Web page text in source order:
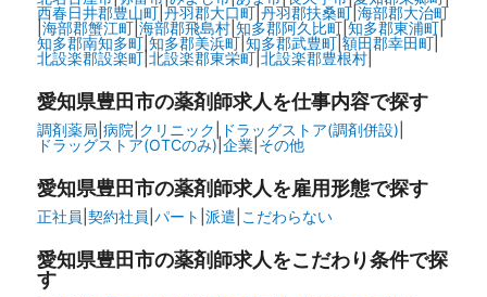
西春日井郡豊山町| 丹羽郡大口町| 丹羽郡扶桑町| 海部郡大治町
海部郡蟹江町| 海部郡飛島村| 知多郡阿久比町| 知多郡東浦町|
知多郡南知多町| 知多郡美浜町| 知多郡武豊町| 額田郡幸田町|
北設楽郡設楽町|北設楽郡東栄町| 北設楽郡豊根村|
愛知県豊田市の薬剤師求人を仕事内容で探す
調剤薬局 病院 クリニック ドラッグストア(調剤併設)
ドラッグストア(OTCのみ)| 企業| その他
愛知県豊田市の薬剤師求人を雇用形態で探す
正社員 契約社員 パート 派遣 こだわらない
愛知県豊田市の薬剤師求人をこだわり条件で探
す